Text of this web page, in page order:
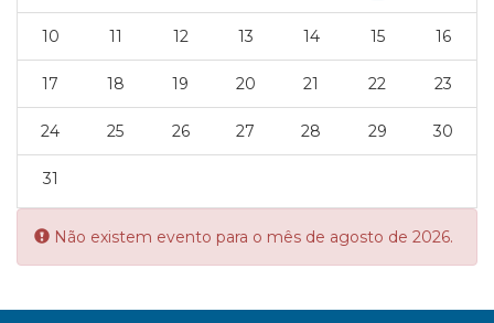
10 11 12 13 14 15 16
17 18 19 20 21 22 23
24 25 26 27 28 29 30
31
Error:
Não existem evento para o mês de agosto de 2026.